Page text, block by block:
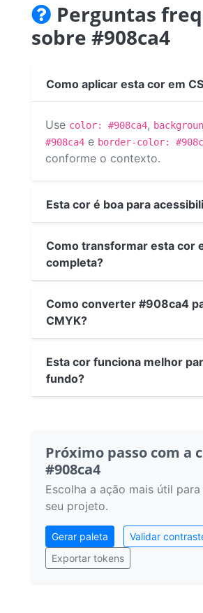
Perguntas
sobre #908ca4
Como aplicar esta cor em
Use color: #908ca4,
#908ca4 e border-color:
conforme o contexto.
Esta cor é boa para
Como transformar esta cor
completa?
Como converter #908ca4
CMYK?
Esta cor funciona melhor
fundo?
Próximo passo com a
#908ca4
Escolha a ação mais útil
seu projeto.
Gerar paleta
Validar
Exportar tokens